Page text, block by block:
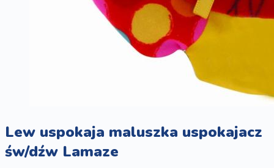
Lew uspokaja maluszka uspokajacz
św/dźw Lamaze